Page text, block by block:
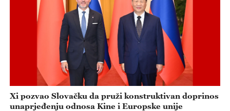
Xi pozvao Slovačku da pruži konstruktivan doprinos
unaprjeđenju odnosa Kine i Europske unije